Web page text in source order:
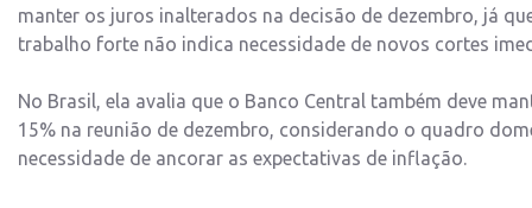
manter os juros inalterados na decisão de dezembro, já
trabalho forte não indica necessidade de novos cortes
No Brasil, ela avalia que o Banco Central também deve
15% na reunião de dezembro, considerando o quadro
necessidade de ancorar as expectativas de inflação.